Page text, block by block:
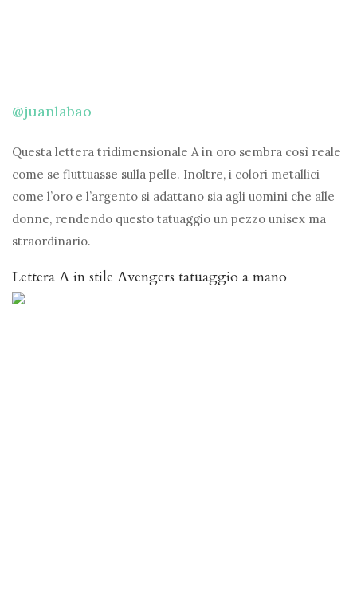
@juanlabao
Questa lettera tridimensionale A in oro sembra così reale
come se fluttuasse sulla pelle. Inoltre, i colori metallici
come l’oro e l’argento si adattano sia agli uomini che alle
donne, rendendo questo tatuaggio un pezzo unisex ma
straordinario.
Lettera A in stile Avengers tatuaggio a mano